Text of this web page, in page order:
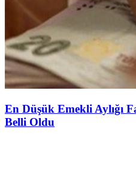
En Düşük Emekli Aylığı
Belli Oldu